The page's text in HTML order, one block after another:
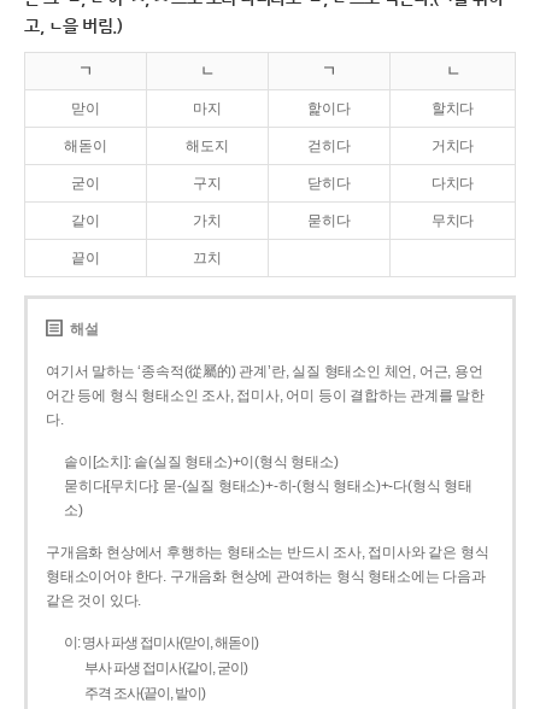
고, ㄴ을 버림.)
ㄱ ㄴ ㄱ ㄴ
맏이 마지 핥이다 할치다
해돋이 해도지 걷히다 거치다
굳이 구지 닫히다 다치다
같이 가치 묻히다 무치다
끝이 끄치
해설
여기서 말하는 ‘종속적(從屬的) 관계’란, 실질 형태소인 체언, 어근, 용언
어간 등에 형식 형태소인 조사, 접미사, 어미 등이 결합하는 관계를 말한
다.
솥이[소치]: 솥(실질 형태소)+이(형식 형태소)
묻히다[무치다]: 묻­-(실질 형태소)+­-히­-(형식 형태소)+-다(형식 형태
소)
구개음화 현상에서 후행하는 형태소는 반드시 조사, 접미사와 같은 형식
형태소이어야 한다. 구개음화 현상에 관여하는 형식 형태소에는 다음과
같은 것이 있다.
이: 명사 파생 접미사(맏이, 해돋이)
부사 파생 접미사(같이, 굳이)
주격 조사(끝이, 밭이)